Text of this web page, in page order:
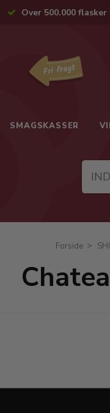
Over 500.000
SMAGSKASSER
Forside